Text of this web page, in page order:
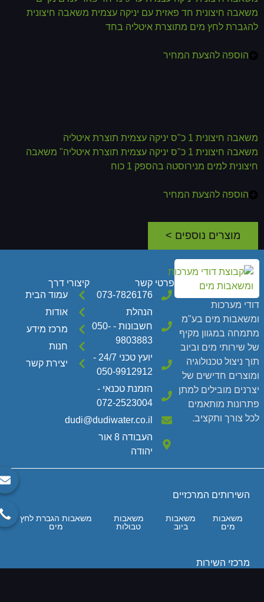
משאבה חיצונית חד פאזית עם יניקה עצמית משאבה חיצונית
להגברת לחץ מים מתוצרת איטליה בחד
הוספה להצעת המחיר
משאבה חיצונית 1 כ"ס יניקה עצמית תוצרת איטליה
משאבה חיצונית 1 כ"ס יניקה עצמית תוצרת איטליה" משאבה
חיצונית למים מנירוסטה בהספק 1 כוח
הוספה להצעת המחיר
מוצרים נוספים >
מערכות
מים בע"מ
במגוון מקיף
שירותי מים וביוב
ניצול טכנולוגיה
חדישים של
מובילים למתן
מותאמים
צורך ותקציב.
פרטי קשר
073-7826176
הנהלת
חשבונות - 050-
9803883
יועץ טכני 24/7 -
050-9912912
הזמנת טכנאי -
072-2523004
dudi@dudiwater.co.il
העבודה 8 אור
יהודה
קיצורי דרך
עמוד הבית
אודות
מרכז מידע
חנות
יצירת קשר
השירותים המרכזיים
מרכזי השירות
משאבות
מים
משאבות
ביוב
משאבות
טבולות
משאבות הגברת לחץ
מים